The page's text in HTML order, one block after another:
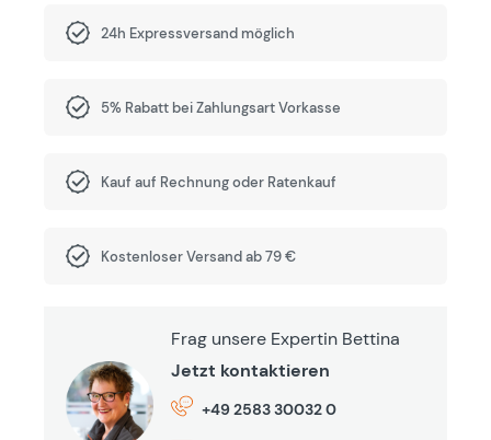
24h Expressversand möglich
5% Rabatt bei Zahlungsart Vorkasse
Kauf auf Rechnung oder Ratenkauf
Kostenloser Versand ab 79 €
Frag unsere Expertin Bettina
Jetzt kontaktieren
+49 2583 30032 0